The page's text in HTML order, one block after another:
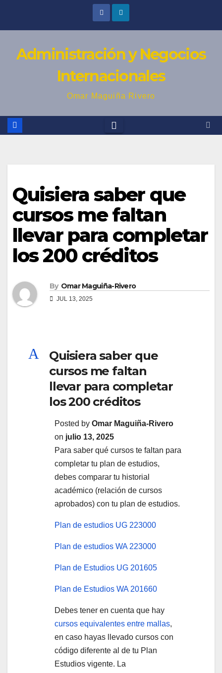
Administración y Negocios
Internacionales
Omar Maguiña Rivero
Quisiera saber que
cursos me faltan
llevar para completar
los 200 créditos
By Omar Maguiña-Rivero
JUL 13, 2025
A
Quisiera saber que
cursos me faltan
llevar para completar
los 200 créditos
Posted by Omar Maguiña-Rivero
on julio 13, 2025
Para saber qué cursos te faltan para
completar tu plan de estudios,
debes comparar tu historial
académico (relación de cursos
aprobados) con tu plan de estudios.
Plan de estudios UG 223000
Plan de estudios WA 223000
Plan de Estudios UG 201605
Plan de Estudios WA 201660
Debes tener en cuenta que hay
cursos equivalentes entre mallas,
en caso hayas llevado cursos con
código diferente al de tu Plan
Estudios vigente. La